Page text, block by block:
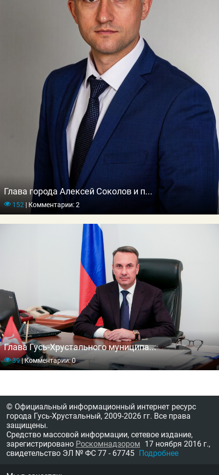
Глава города Алексей Соколов и п...
152 |Комментарии: 2
Глава Гусь-Хрустального муниципа...
39|Комментарии: 0
© Официальный информационный интернет ресурс
города Гусь-Хрустальный, 2009-2026 гг. Все права
защищены.
Средство массовой информации, сетевое издание,
зарегистрировано Роскомнадзором 17 ноября 2016 г.,
свидетельство ЭЛ № ФС 77 - 67745 Подробнее